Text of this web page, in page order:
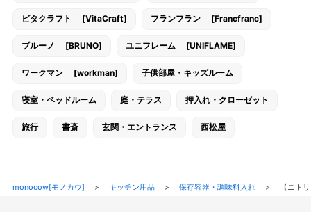
ビタクラフト [VitaCraft] フランフラン [Francfranc]
ブルーノ [BRUNO] ユニフレーム [UNIFLAME]
ワークマン [workman] 子供部屋・キッズルーム
寝室・ベッドルーム 庭・テラス 押入れ・クローゼット
旅行 書斎 玄関・エントランス 西松屋
monocow[モノカウ] > キッチン用品> 保存容器・調味料入れ> 【ニト